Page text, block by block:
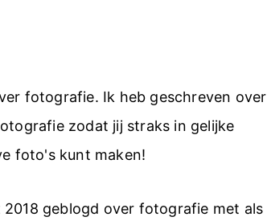
fotografie. Ik heb geschreven over
zodat jij straks in gelijke
foto's kunt maken!
geblogd over fotografie met als